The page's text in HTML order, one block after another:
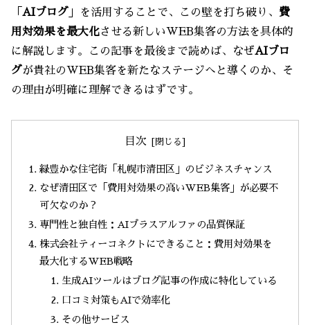
「 AIブログ 」を活用することで、この壁を打ち破り、 費
用対効果を最大化させる新しいWEB集客の方法を具体的
に解説します。この記事を最後まで読めば、なぜAIブロ
グ が貴社のWEB集客を新たなステージへと導くのか、そ
の理由が明確に理解できるはずです。
目次
緑豊かな住宅街「札幌市清田区」のビジネスチャンス
なぜ清田区で「費用対効果の高いWEB集客」が必要不
可欠なのか？
専門性と独自性：AIプラスアルファの品質保証
株式会社ティーコネクトにできること：費用対効果を
最大化するWEB戦略
生成AIツールはブログ記事の作成に特化している
口コミ対策もAIで効率化
その他サービス